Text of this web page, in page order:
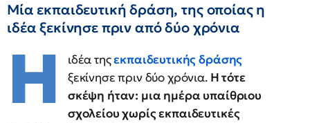
Μία εκπαιδευτική δράση, της οποίας η
ιδέα ξεκίνησε πριν από δύο χρόνια
Η ιδέα τηςεκπαιδευτικής δράσης
ξεκίνησε πριν δύο χρόνια. Η τότε
σκέψη ήταν: μια ημέρα υπαίθριου
σχολείου χωρίς εκπαιδευτικές